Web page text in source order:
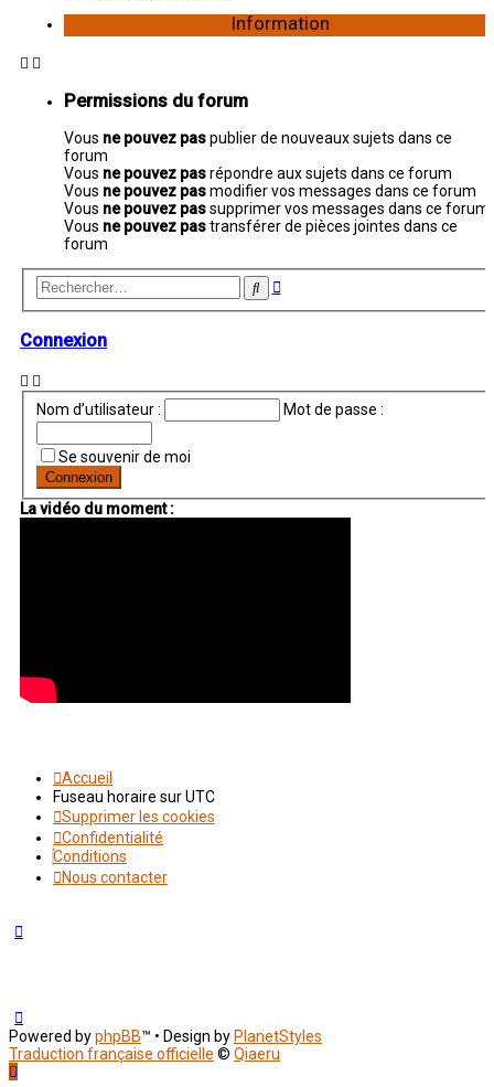
Information
Permissions du forum
Vous ne pouvez paspublier de nouveaux sujets dans ce
forum
Vous ne pouvez pasrépondre aux sujets dans ce forum
Vous ne pouvez pasmodifier vos messages dans ce forum
Vous ne pouvez passupprimer vos messages dans ce forum
Vous ne pouvez pastransférer de pièces jointes dans ce
forum
Rechercher
Recherche
Connexion
Nom d’utilisateur : Mot de passe :
Se souvenir de moi
La vidéo du moment :
Accueil
Fuseau horaire surUTC
Supprimer les cookies
Confidentialité
Conditions
Nous contacter
Powered byphpBB™ • Design by PlanetStyles
Traduction française officielle © Qiaeru